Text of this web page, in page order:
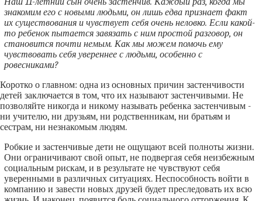
знакомим его с новыми людьми, он лишь едва признает факт
их существования и чувствует себя очень неловко. Если какой-
то ребенок пытается завязать с ним простой разговор, он
становится почти немым. Как мы можем помочь ему
чувствовать себя увереннее с людьми, особенно с
ровесниками?
Коротко о главном: одна из основных причин застенчивости
детей заключается в том, что их называют застенчивыми. Не
позволяйте никогда и никому называть ребенка застенчивым -
ни учителю, ни друзьям, ни родственникам, ни братьям и
сестрам, ни незнакомым людям.
Робкие и застенчивые дети не ощущают всей полноты жизни.
Они ограничивают свой опыт, не подвергая себя неизбежным
социальным рискам, и в результате не чувствуют себя
уверенными в различных ситуациях. Неспособность войти в
компанию и завести новых друзей будет преследовать их всю